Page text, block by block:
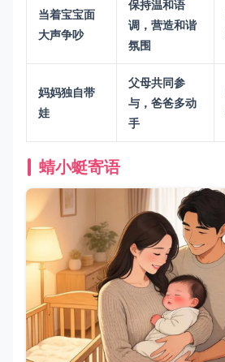
当着宝宝面
大声争吵
保持温和语
调，营造和谐
氛围
妈妈独自带
娃
父母共同参
与，爸爸多动
手
蜻小蜓寄语